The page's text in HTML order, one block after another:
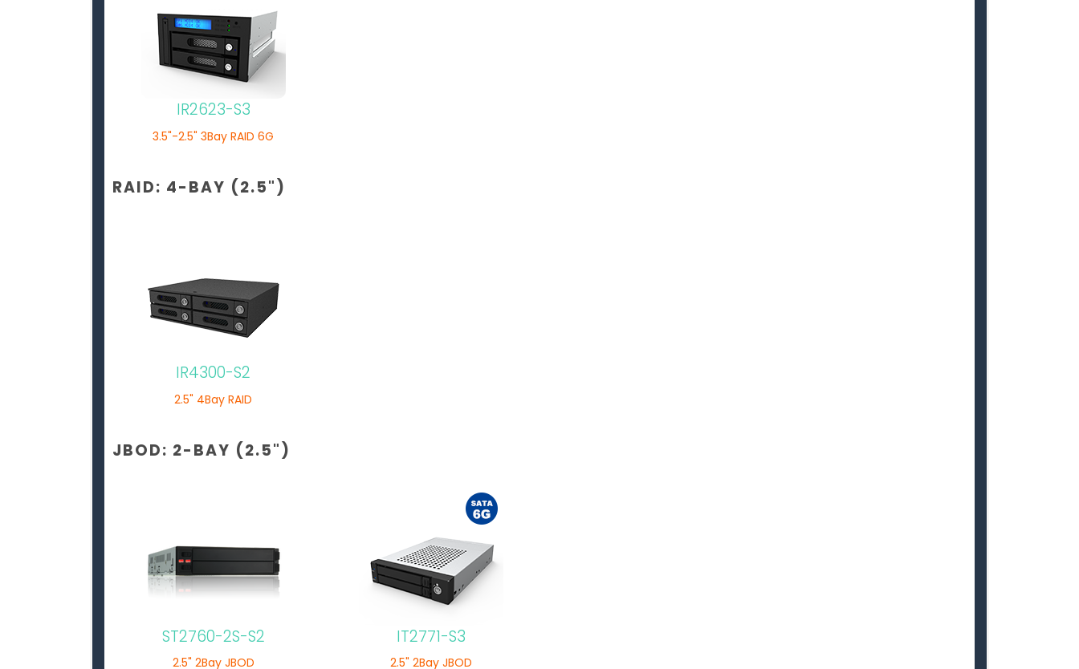
IR2623-S3
3.5"-2.5" 3Bay RAID 6G
RAID: 4-BAY (2.5")
IR4300-S2
2.5" 4Bay RAID
JBOD: 2-BAY (2.5")
ST2760-2S-S2
2.5" 2Bay JBOD
IT2771-S3
2.5" 2Bay JBOD